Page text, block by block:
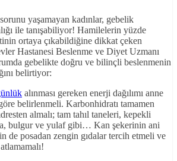
yaşamayan kadınlar, gebelik
ile tanışabiliyor! Hamilelerin yüzde
ortaya çıkabildiğine dikkat çeken
Hastanesi Beslenme ve Diyet Uzmanı
gebelikte doğru ve bilinçli beslenmenin
belirtiyor:
alınması gereken enerji dağılımı anne
belirlenmeli. Karbonhidratı tamamen
almalı; tam tahıl taneleri, kepekli
bulgur ve yulaf gibi… Kan şekerinin ani
de posadan zengin gıdalar tercih etmeli ve